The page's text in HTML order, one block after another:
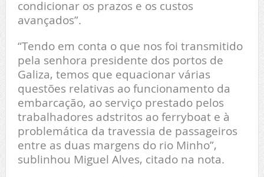
condicionar os prazos e os custos
avançados”.
“Tendo em conta o que nos foi transmitido
pela senhora presidente dos portos de
Galiza, temos que equacionar várias
questões relativas ao funcionamento da
embarcação, ao serviço prestado pelos
trabalhadores adstritos ao ferryboat e à
problemática da travessia de passageiros
entre as duas margens do rio Minho”,
sublinhou Miguel Alves, citado na nota.